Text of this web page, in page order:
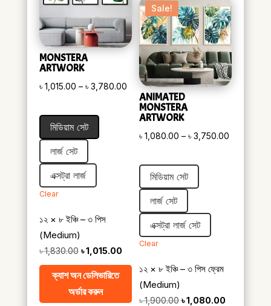
MONSTERA
ARTWORK
৳ 1,015.00 – ৳ 3,780.00Price
range:
৳ 1,015.00
through
মিডিয়াম সেট
লার্জ সেট
এক্সট্রা লার্জ
Clear
১২ × ৮ ইঞ্চি – ৩ পিস
(Medium)
৳1,830.00 Original
price
was:
৳ 1,830.00.
৳1,015.00Current
price
৳ 1,015.00.
ক্যাশ অন ডেলিভারিতে
অর্ডার করুন
Sale!
ANIMATED
MONSTERA
ARTWORK
৳1,080.00 – ৳3,750.00
মিডিয়াম সেট
লার্জ সেট
এক্সট্রা লার্জ সেট
Clear
১২ × ৮ ইঞ্চি – ৩ পিস ফ্রেম
(Medium)
৳1,900.00 Original
৳1,080.00